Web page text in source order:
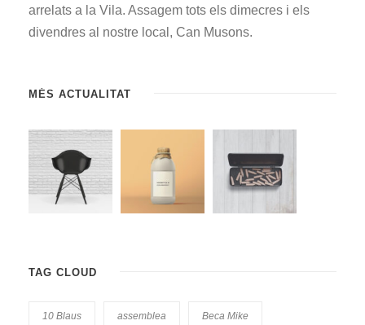
arrelats a la Vila. Assagem tots els dimecres i els
divendres al nostre local, Can Musons.
MÉS ACTUALITAT
TAG CLOUD
10 Blaus assemblea Beca Mike